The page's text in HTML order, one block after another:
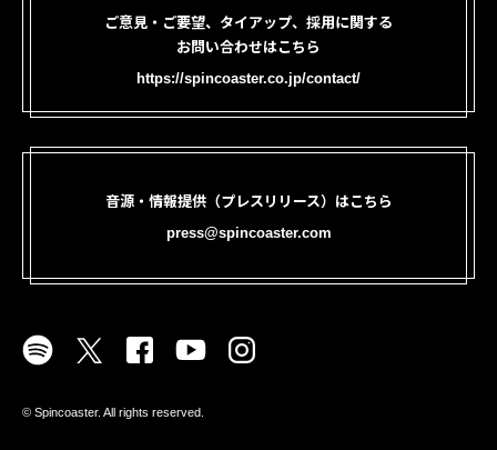
ご意見・ご要望、タイアップ、採用に関する
お問い合わせはこちら
https://spincoaster.co.jp/contact/
音源・情報提供（プレスリリース）はこちら
press@spincoaster.com
©︎ Spincoaster. All rights reserved.